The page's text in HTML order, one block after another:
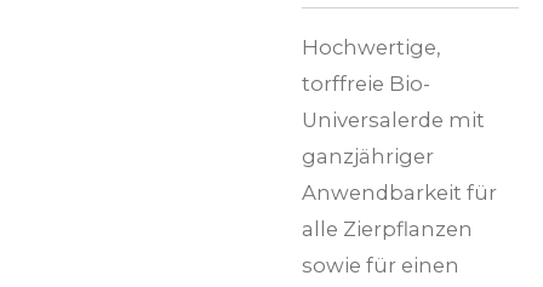
Hochwertige,
torffreie Bio-
Universalerde mit
ganzjähriger
Anwendbarkeit für
alle Zierpflanzen
sowie für einen